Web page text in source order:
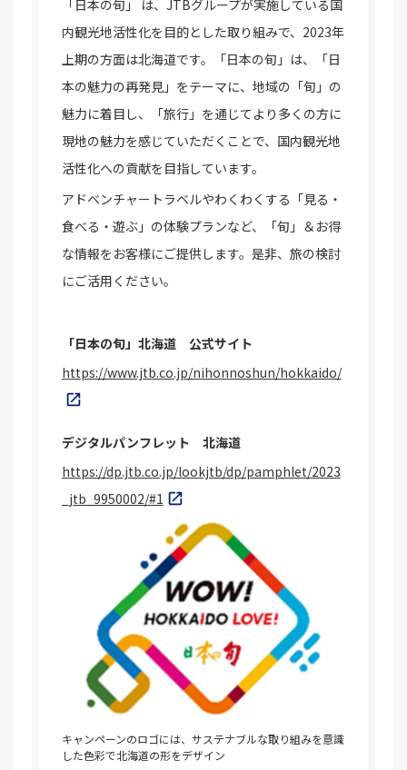
「日本の旬」 は、JTBグループが実施している国
内観光地活性化を目的とした取り組みで、2023年
上期の方面は北海道です。「日本の旬」は、「日
本の魅力の再発見」をテーマに、地域の「旬」の
魅力に着目し、「旅行」を通じてより多くの方に
現地の魅力を感じていただくことで、国内観光地
活性化への貢献を目指しています。
アドベンチャートラベルやわくわくする「見る・
食べる・遊ぶ」の体験プランなど、「旬」＆お得
な情報をお客様にご提供します。是非、旅の検討
にご活用ください。
キャンペーンのロゴには、サステナブルな取り組みを意識
した色彩で北海道の形をデザイン
「日本の旬」北海道 公式サイト
https://www.jtb.co.jp/nihonnoshun/hokkaido/
デジタルパンフレット 北海道
https://dp.jtb.co.jp/lookjtb/dp/pamphlet/2023
_jtb_9950002/#1